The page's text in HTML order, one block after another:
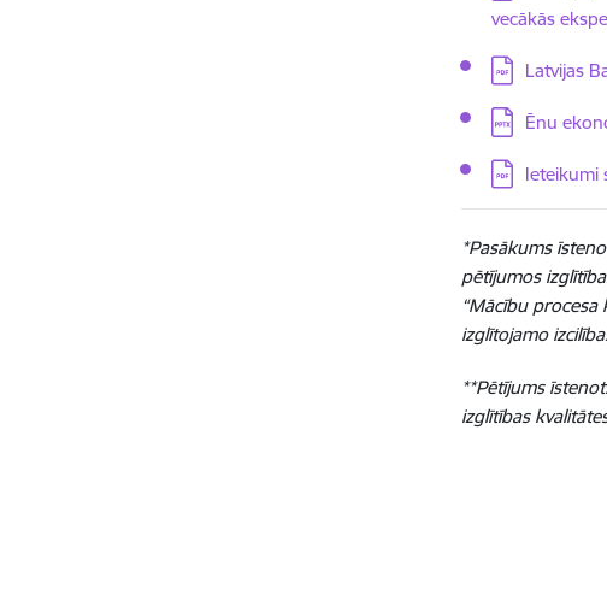
vecākās
Lejupielādēt:
Latvijas
Lejupielādēt:
Ēnu
Lejupielādēt:
Ieteikumi
*Pasākums
pētījumos
“Mācību
izglītojamo
**Pētījums
izglītības